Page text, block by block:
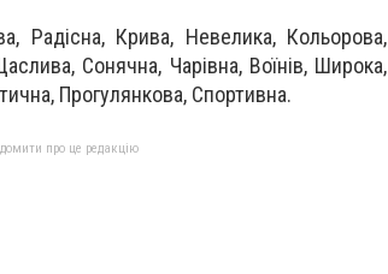
Радісна, Крива, Невелика, Кольорова,
Сонячна, Чарівна, Воїнів, Широка,
Прогулянкова, Спортивна.
про це редакцію